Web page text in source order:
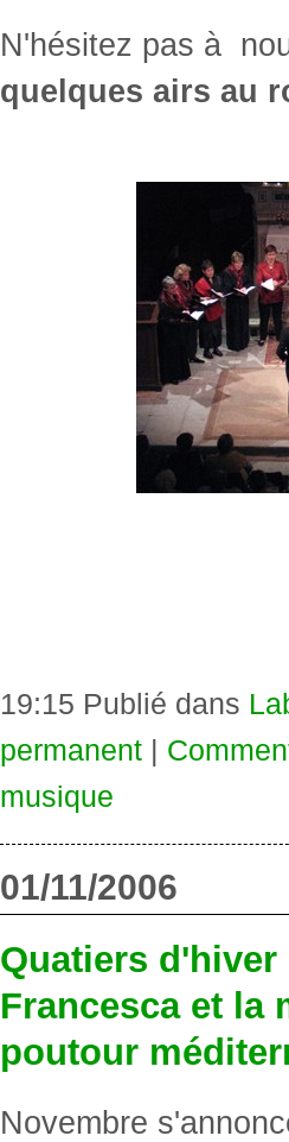
N'hésitez pas à
quelques airs au
19:15 Publié dans
permanent |
musique
01/11/2006
Quatiers d'hiver
Francesca et la
poutour
Novembre